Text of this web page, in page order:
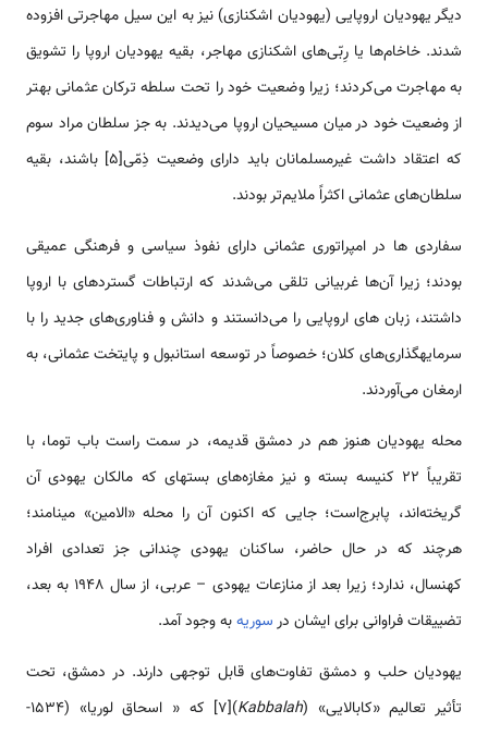
دیگر یهودیان اروپایی (یهودیان اشکنازی) نیز به این سیل ‌‌‌‌‌‌‌‌‌‌مهاجرتی افزوده
شدند. خاخام­‌‌‌‌‌‌‌‌‌‌ها یا رِبّی‌‌‌‌‌‌‌‌‌‌‌های اشکنازی ‌‌‌‌‌‌‌‌‌‌مهاجر، بقیه یهودیان اروپا را تشویق
به ‌‌‌‌‌‌‌‌‌‌مهاجرت ‌‌‌‌‌‌‌‌‌‌می‌کردند؛ زیرا وضعیت خود را تحت سلطه ترکان عثمانی بهتر
از وضعیت خود در میان مسیحیان اروپا می‌دیدند. به جز سلطان مراد سوم
که اعتقاد داشت غیرمسلمانان باید دارای وضعیت ذِمّی[5] ‌باشند، بقیه
سلطان‌‌‌‌‌‌‌‌‌‌‌های عثمانی اکثراً ملایم‌تر بودند.
سفاردی ‌‌‌‌‌‌‌‌‌‌ها در امپراتوری عثمانی دارای نفوذ سیاسی و فرهنگی عمیقی
بودند؛ زیرا آن‌‌‌‌‌‌‌‌‌‌ها غربیانی تلقی ‌‌‌‌‌‌‌‌‌‌می‌شدند که ارتباطات گسترده­ای با اروپا
داشتند، زبان ‌‌‌‌‌‌‌‌‌‌های اروپایی را ‌‌‌می‌دانستند و دانش و فناوری­‌‌‌‌‌‌‌‌‌‌های جدید را با
سرمایه­گذاری­‌‌‌‌‌‌‌‌‌‌های کلان؛ خصوصاً در توسعه ‌‌‌استانبول و پایتخت عثمانی، به
ارمغان ‌‌‌‌‌‌‌‌‌‌می‌آوردند.
محله یهودیان هنوز هم در دمشق قدیمه، در سمت ر‌‌‌است باب توما، با
تقریباً 22 کنیسه بسته و نیز مغازه­‌‌‌‌‌‌‌‌‌‌های بسته­ای که مالکان یهودی آن
گریخته‌‌‌‌‌‌‌‌‌‌اند، پابرج‌‌‌است؛ جایی که اکنون آن را محله «الامین» می­نامند؛
هرچند که در حال حاضر، ساکنان یهودی چندانی جز تعدادی افراد
کهنسال، ندارد؛ زیرا بعد از منازعات یهودی – عربی، از سال 1948 به بعد،
تضییقات فراوانی برای ایشان درسوریهبه وجود آمد.
یهودیان حلب و دمشق تفاوت­‌‌‌‌‌‌‌‌‌‌های قابل توجهی دارند. در دمشق، تحت
تأثیر تعالیم «کابالایی» (Kabbalah
)[7] که « اسحاق لوریا» (1534-